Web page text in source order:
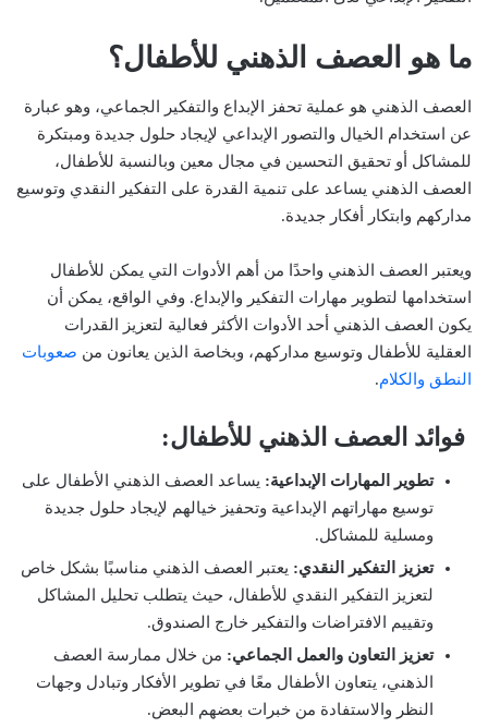
ما هو العصف الذهني للأطفال؟
العصف الذهني هو عملية تحفز الإبداع والتفكير الجماعي، وهو عبارة
عن استخدام الخيال والتصور الإبداعي لإيجاد حلول جديدة ومبتكرة
للمشاكل أو تحقيق التحسين في مجال معين وبالنسبة للأطفال،
العصف الذهني يساعد على تنمية القدرة على التفكير النقدي وتوسيع
مداركهم وابتكار أفكار جديدة.
ويعتبر العصف الذهني واحدًا من أهم الأدوات التي يمكن للأطفال
استخدامها لتطوير مهارات التفكير والإبداع. وفي الواقع، يمكن أن
يكون العصف الذهني أحد الأدوات الأكثر فعالية لتعزيز القدرات
العقلية للأطفال وتوسيع مداركهم، وبخاصة الذين يعانون من صعوبات
النطق والكلام.
فوائد العصف الذهني للأطفال:
تطوير المهارات الإبداعية: يساعد العصف الذهني الأطفال على
توسيع مهاراتهم الإبداعية وتحفيز خيالهم لإيجاد حلول جديدة
ومسلية للمشاكل.
تعزيز التفكير النقدي: يعتبر العصف الذهني مناسبًا بشكل خاص
لتعزيز التفكير النقدي للأطفال، حيث يتطلب تحليل المشاكل
وتقييم الافتراضات والتفكير خارج الصندوق.
تعزيز التعاون والعمل الجماعي: من خلال ممارسة العصف
الذهني، يتعاون الأطفال معًا في تطوير الأفكار وتبادل وجهات
النظر والاستفادة من خبرات بعضهم البعض.